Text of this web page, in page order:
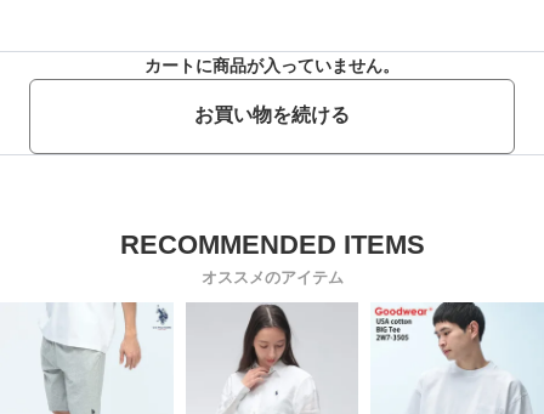
カートに商品が入っていません。
お買い物を続ける
オススメのアイテム